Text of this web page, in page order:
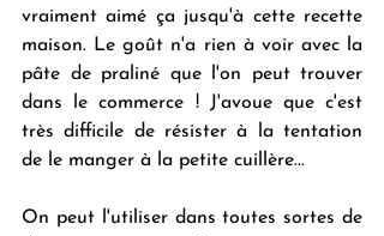
vraiment aimé ça jusqu'à cette recette
maison. Le goût n'a rien à voir avec la
pâte de praliné que l'on peut trouver
dans le commerce ! J'avoue que c'est
très difficile de résister à la tentation
de le manger à la petite cuillère...
On peut l'utiliser dans toutes sortes de